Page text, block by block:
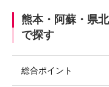
熊本・阿蘇・県
で探す
総合ポイント